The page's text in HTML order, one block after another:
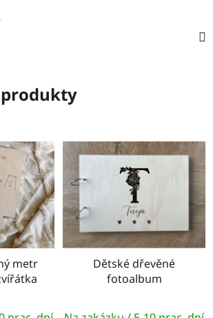
metr
Dětské dřevěné
fotoalbum